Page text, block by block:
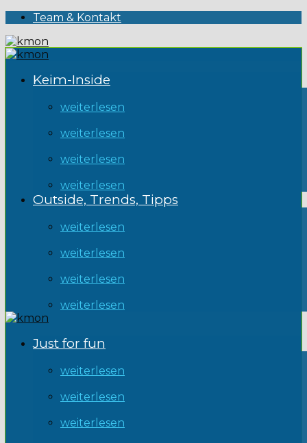
Team & Kontakt
Keim-Inside
weiterlesen
weiterlesen
weiterlesen
weiterlesen
Outside, Trends, Tipps
weiterlesen
weiterlesen
weiterlesen
weiterlesen
Just for fun
weiterlesen
weiterlesen
weiterlesen